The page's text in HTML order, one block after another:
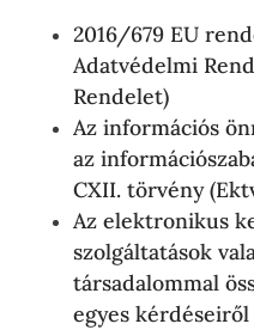
2016/679 EU
Adatvédelmi
Rendelet)
Az információs
az
CXII. törvény
Az elektronikus
szolgáltatások
társadalommal
egyes kérdéseiről